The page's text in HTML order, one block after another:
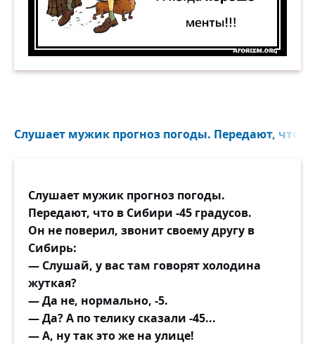
Как живу? Да, по-разному… Когда плохо —
Слушает мужик прогноз погоды. Передают, что в
Слушает мужик прогноз погоды.
Передают, что в Сибири -45 градусов.
Он не поверил, звонит своему другу в
Сибирь:
— Слушай, у вас там говорят холодина
жуткая?
— Да не, нормально, -5.
— Да? А по телику сказали -45...
— А, ну так это же на улице!